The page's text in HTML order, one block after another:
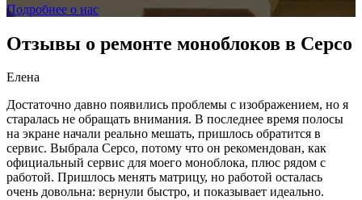
Подробнее о нас
Отзывы о ремонте моноблоков в Серсо
Елена
Достаточно давно появились проблемы с изображением, но я
старалась не обращать внимания. В последнее время полосы
на экране начали реально мешать, пришлось обратится в
сервис. Выбрала Серсо, потому что он рекомендован, как
официальный сервис для моего моноблока, плюс рядом с
работой. Пришлось менять матрицу, но работой осталась
очень довольна: вернули быстро, и показывает идеально.